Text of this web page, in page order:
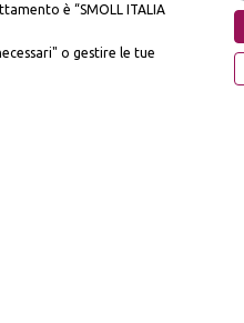
- P.IVA 01952440491 -
è “SMOLL ITALIA
o gestire le tueOTTIENI